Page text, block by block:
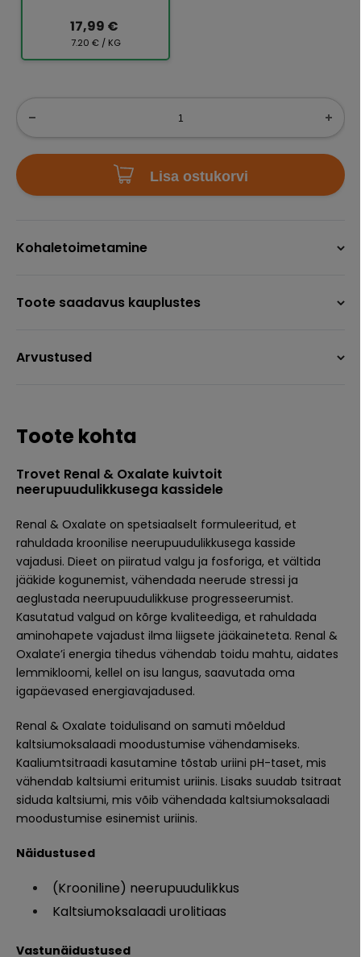
17,99 €
7.20 € / KG
Lisa ostukorvi
Kohaletoimetamine
Toote saadavus kauplustes
Arvustused
Toote kohta
Trovet Renal & Oxalate kuivtoit
neerupuudulikkusega kassidele
Renal & Oxalate on spetsiaalselt formuleeritud, et
rahuldada kroonilise neerupuudulikkusega kasside
vajadusi. Dieet on piiratud valgu ja fosforiga, et vältida
jääkide kogunemist, vähendada neerude stressi ja
aeglustada neerupuudulikkuse progresseerumist.
Kasutatud valgud on kõrge kvaliteediga, et rahuldada
aminohapete vajadust ilma liigsete jääkaineteta. Renal &
Oxalate’i energia tihedus vähendab toidu mahtu, aidates
lemmikloomi, kellel on isu langus, saavutada oma
igapäevased energiavajadused.
Renal & Oxalate toidulisand on samuti mõeldud
kaltsiumoksalaadi moodustumise vähendamiseks.
Kaaliumtsitraadi kasutamine tõstab uriini pH-taset, mis
vähendab kaltsiumi eritumist uriinis. Lisaks suudab tsitraat
siduda kaltsiumi, mis võib vähendada kaltsiumoksalaadi
moodustumise esinemist uriinis.
Näidustused
(Krooniline) neerupuudulikkus
Kaltsiumoksalaadi urolitiaas
Vastunäidustused